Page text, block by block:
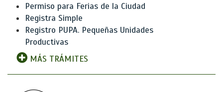
Permiso para Ferias de la Ciudad
Registra Simple
Registro PUPA. Pequeñas Unidades
Productivas
MÁS TRÁMITES